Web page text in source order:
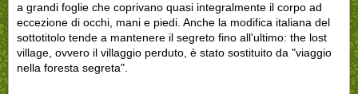
a grandi foglie che coprivano quasi integralmente il corpo ad
eccezione di occhi, mani e piedi. Anche la modifica italiana del
sottotitolo tende a mantenere il segreto fino all'ultimo: the lost
village, ovvero il villaggio perduto, è stato sostituito da "viaggio
nella foresta segreta".